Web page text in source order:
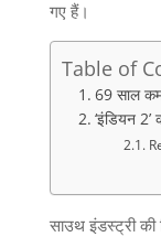
गए हैं।
Table of
69 साल
‘इंडियन
साउथ इंडस्ट्री की